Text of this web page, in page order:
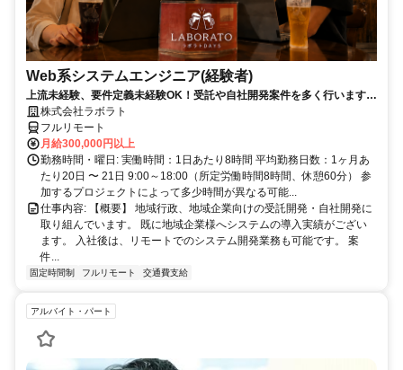
Web系システムエンジニア(経験者)
上流未経験、要件定義未経験OK！受託や自社開発案件を多く行います。
エンジニアとしてステップアップしましょう！
株式会社ラボラト
フルリモート
月給300,000円以上
勤務時間・曜日: 実働時間：1日あたり8時間 平均勤務日数：1ヶ月あ
たり20日 〜 21日 9:00～18:00（所定労働時間8時間、休憩60分） 参
加するプロジェクトによって多少時間が異なる可能...
仕事内容: 【概要】 地域行政、地域企業向けの受託開発・自社開発に
取り組んでいます。 既に地域企業様へシステムの導入実績がござい
ます。 入社後は、リモートでのシステム開発業務も可能です。 案
件...
固定時間制 フルリモート 交通費支給
アルバイト・パート